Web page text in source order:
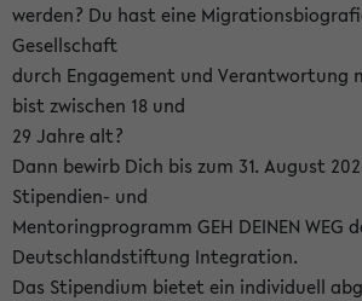
werden? Du hast eine
Gesellschaft
durch Engagement und Verantwortung
bist zwischen 18 und
29 Jahre alt?
Dann bewirb Dich bis zum 31. August
Stipendien- und
Mentoringprogramm GEH DEINEN WEG
Deutschlandstiftung Integration.
Das Stipendium bietet ein individuell